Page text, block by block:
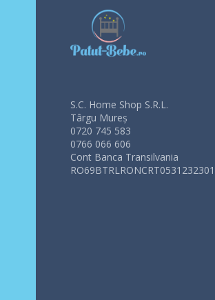
S.C. Home Shop S.R.L.
Târgu Mureș
0720 745 583
0766 066 606
Cont Banca Transilvania
RO69BTRLRONCRT0531232301